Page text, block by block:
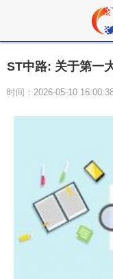
ST中路: 关于第一
时间：2026-05-10